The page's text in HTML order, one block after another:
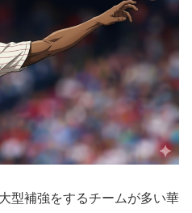
型補強をするチームが多い華